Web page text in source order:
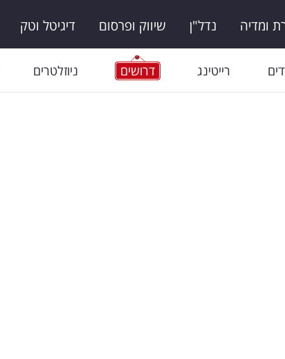
ומדיה נדל"ן שיווק ופרסום דיגיטל וטק
רייטינג דרושים ניוזלטרים